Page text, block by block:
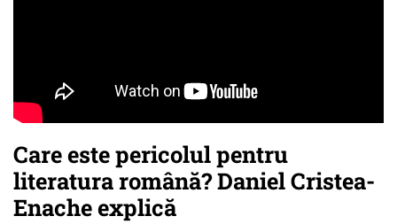
Care este pericolul pentru
literatura română? Daniel Cristea-
Enache explică